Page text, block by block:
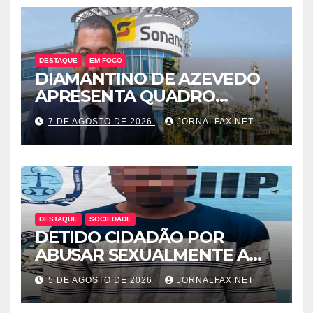
DESTAQUE EM FOCO
DIAMANTINO DE AZEVEDO
APRESENTA QUADRO
SOMBRIO DOS
COMBUSTÍVEIS NO PAÍS E
LEVANTA DÚVIDAS SOBRE A
TRANSPARÊNCIA DAS
CONTAS DO GOVERNO
7 DE AGOSTO DE 2026 JORNALFAX.NET
DESTAQUE SOCIEDADE
DETIDO CIDADÃO POR
ABUSAR SEXUALMENTE A
CUNHADA MENOR DE IDADE
5 DE AGOSTO DE 2026 JORNALFAX.NET